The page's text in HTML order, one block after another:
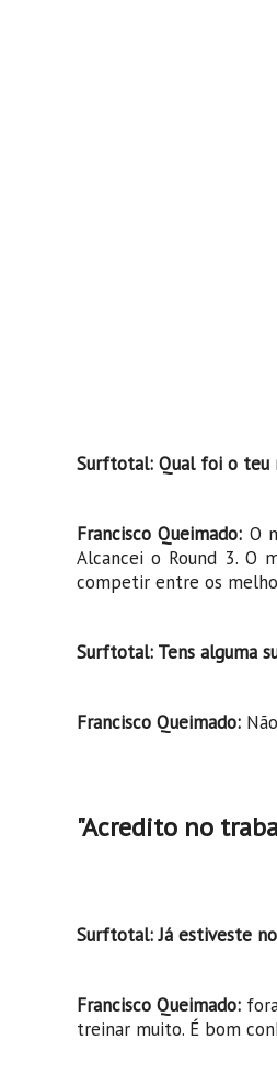
Surftotal: Qual foi o teu
Francisco Queimado: O
Alcancei o Round 3. O
competir entre os
Surftotal: Tens alguma
Francisco Queimado:
"Acredito no
Surftotal: Já estiveste
Francisco Queimado:
treinar muito. É bom